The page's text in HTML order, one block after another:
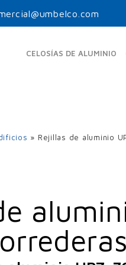
CELOSÍAS DE ALUMINIO
LAMAS FIJAS
UPF-200
LAMAS FIJAS
UPF-80
» Rejillas de aluminio